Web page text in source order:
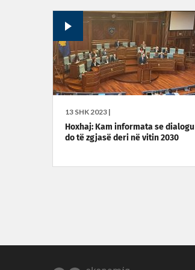
13 SHK 2023 |
Hoxhaj: Kam informata se dialogu
do të zgjasë deri në vitin 2030